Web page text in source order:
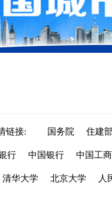
链接: 国务院 住建
行 中国银行 中国工
清华大学 北京大学 人